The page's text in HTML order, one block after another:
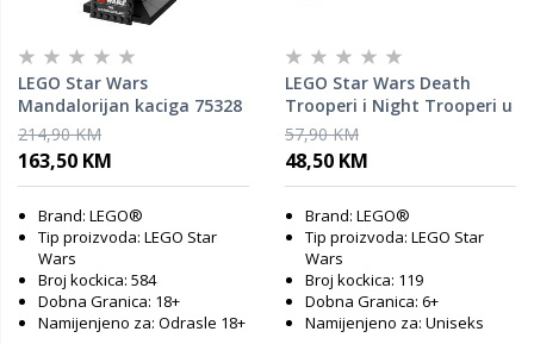
LEGO Star Wars
Mandalorijan kaciga 75328
214,90 KM
163,50 KM
Brand: LEGO®
Tip proizvoda: LEGO Star
Wars
Broj kockica: 584
Dobna Granica: 18+
Namijenjeno za: Odrasle 18+
LEGO Star Wars Death
Trooperi i Night Trooperi u
bojnom kompletu 75412
57,90 KM
48,50 KM
Brand: LEGO®
Tip proizvoda: LEGO Star
Wars
Broj kockica: 119
Dobna Granica: 6+
Namijenjeno za: Uniseks